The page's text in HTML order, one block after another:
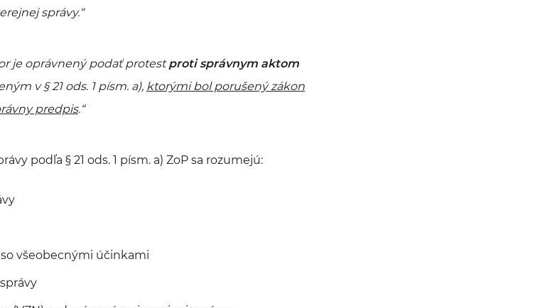
správy.“
je oprávnený podať protestproti správnym aktom
v § 21 ods. 1 písm. a), ktorými bol porušený zákon
predpis.“
podľa § 21 ods. 1 písm. a) ZoP sa rozumejú:
všeobecnými účinkami